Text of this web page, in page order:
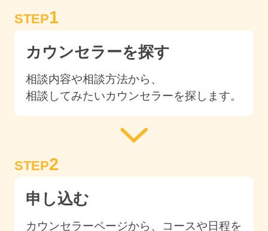
STEP1
カウンセラーを探す
相談内容や相談方法から、
相談してみたいカウンセラーを探します。
STEP2
申し込む
カウンセラーページから、コースや日程を